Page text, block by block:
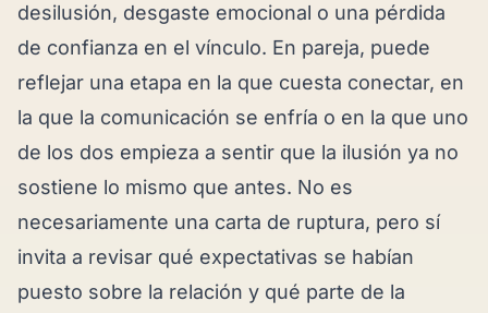
desilusión, desgaste emocional o una pérdida
de confianza en el vínculo. En pareja, puede
reflejar una etapa en la que cuesta conectar, en
la que la comunicación se enfría o en la que uno
de los dos empieza a sentir que la ilusión ya no
sostiene lo mismo que antes. No es
necesariamente una carta de ruptura, pero sí
invita a revisar qué expectativas se habían
puesto sobre la relación y qué parte de la